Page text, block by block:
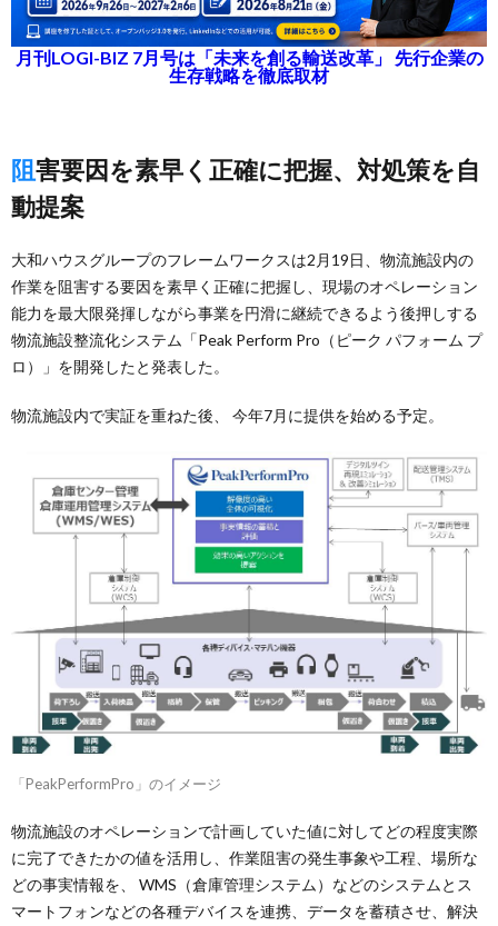
月刊LOGI-BIZ 7月号は「未来を創る輸送改革」 先行企業の
生存戦略を徹底取材
阻害要因を素早く正確に把握、対処策を自
動提案
大和ハウスグループのフレームワークスは2月19日、物流施設内の
作業を阻害する要因を素早く正確に把握し、現場のオペレーション
能力を最大限発揮しながら事業を円滑に継続できるよう後押しする
物流施設整流化システム「Peak Perform Pro（ピーク パフォーム プ
ロ）」を開発したと発表した。
物流施設内で実証を重ねた後、 今年7月に提供を始める予定。
「PeakPerformPro」のイメージ
物流施設のオペレーションで計画していた値に対してどの程度実際
に完了できたかの値を活用し、作業阻害の発生事象や工程、場所な
どの事実情報を、 WMS（倉庫管理システム）などのシステムとス
マートフォンなどの各種デバイスを連携、データを蓄積させ、解決